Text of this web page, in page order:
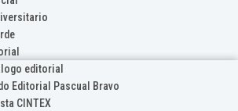
editorial
Editorial Pascual Bravo
CINTEX